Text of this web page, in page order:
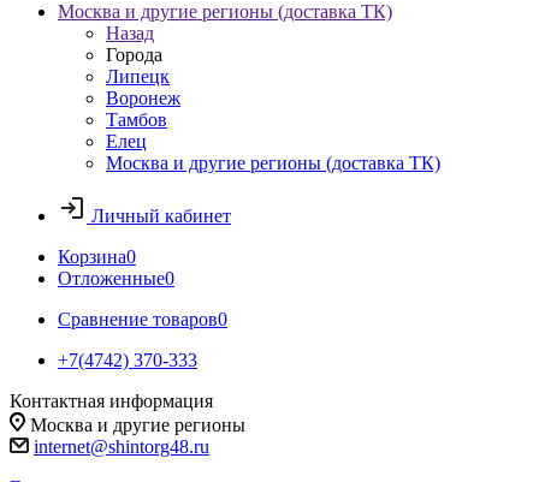
Москва и другие регионы (доставка ТК)
Назад
Города
Липецк
Воронеж
Тамбов
Елец
Москва и другие регионы (доставка ТК)
Личный кабинет
Корзина0
Отложенные0
Сравнение товаров0
+7(4742) 370-333
Контактная информация
Москва и другие регионы
internet@shintorg48.ru